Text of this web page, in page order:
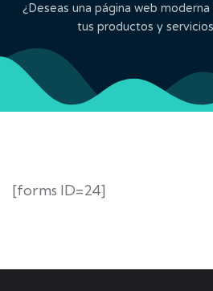
¿Deseas una página web
tus productos y
[forms ID=24]